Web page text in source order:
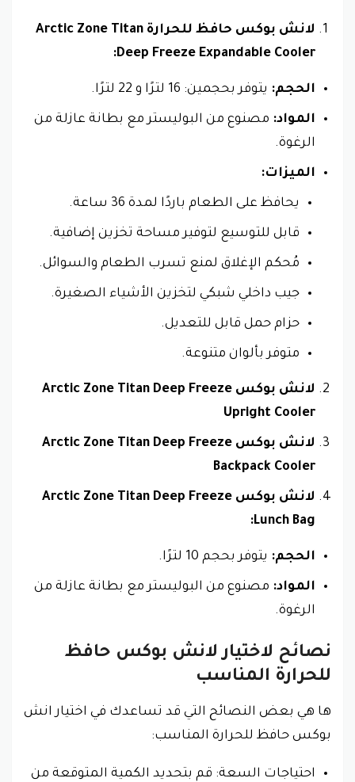
لانش بوكس حافظ للحرارة Arctic Zone Titan
Deep Freeze Expandable Cooler:
الحجم: يتوفر بحجمين: 16 لترًا و 22 لترًا.
المواد: مصنوع من البوليستر مع بطانة عازلة من
الرغوة.
الميزات:
يحافظ على الطعام باردًا لمدة 36 ساعة.
قابل للتوسيع لتوفير مساحة تخزين إضافية.
مُحكم الإغلاق لمنع تسرب الطعام والسوائل.
جيب داخلي شبكي لتخزين الأشياء الصغيرة.
حزام حمل قابل للتعديل.
متوفر بألوان متنوعة.
لانش بوكس Arctic Zone Titan Deep Freeze
Upright Cooler
لانش بوكس Arctic Zone Titan Deep Freeze
Backpack Cooler
لانش بوكس Arctic Zone Titan Deep Freeze
Lunch Bag:
الحجم: يتوفر بحجم 10 لترًا.
المواد: مصنوع من البوليستر مع بطانة عازلة من
الرغوة.
نصائح لاختيار لانش بوكس حافظ
للحرارة المناسب
ها هي بعض النصائح التي قد تساعدك في اختيار انش
بوكس حافظ للحرارة المناسب:
احتياجات السعة: قم بتحديد الكمية المتوقعة من